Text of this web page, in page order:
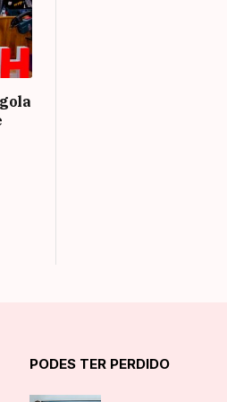
PODES TER PERDIDO